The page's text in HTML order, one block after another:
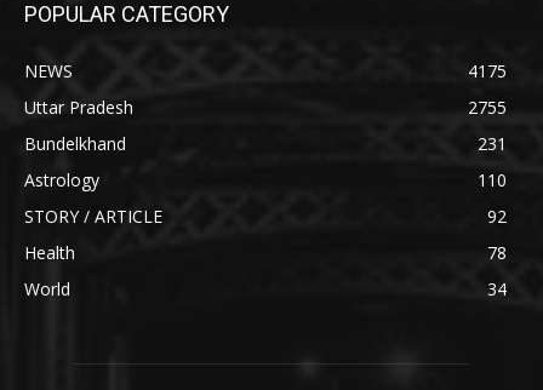
POPULAR CATEGORY
NEWS
4175
Uttar Pradesh
2755
Bundelkhand
231
Astrology
110
STORY / ARTICLE
92
Health
78
World
34